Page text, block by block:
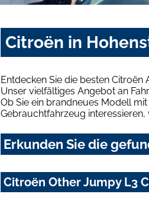
Citroën in
Entdecken Sie die besten
Unser vielfältiges Angebot an
Ob Sie ein brandneues Modell
Gebrauchtfahrzeug interessieren,
Erkunden Sie die
Citroën Other Jumpy L3